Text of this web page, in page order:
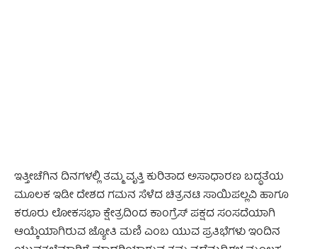
ಇತ್ತೀಚೆಗಿನ ದಿನಗಳಲ್ಲಿ ತಮ್ಮ ವೃತ್ತಿ ಕುರಿತಾದ ಅಸಾಧಾರಣ ಬದ್ಧತೆಯ
ಮೂಲಕ ಇಡೀ ದೇಶದ ಗಮನ ಸೆಳೆದ ಚಿತ್ರನಟಿ ಸಾಯಿಪಲ್ಲವಿ ಹಾಗೂ
ಕರೂರು ಲೋಕಸಭಾ ಕ್ಷೇತ್ರದಿಂದ ಕಾಂಗ್ರೆಸ್ ಪಕ್ಷದ ಸಂಸದೆಯಾಗಿ
ಆಯ್ಕೆಯಾಗಿರುವ ಜ್ಯೋತಿ ಮಣಿ ಎಂಬ ಯುವ ಪ್ರತಿಭೆಗಳು ಇಂದಿನ